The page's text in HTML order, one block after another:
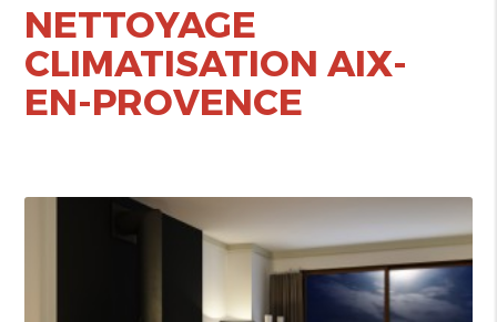
NETTOYAGE
CLIMATISATION AIX-
EN-PROVENCE